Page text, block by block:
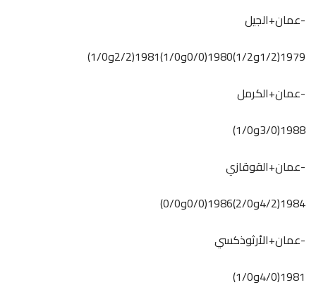
-عمان+الجيل
1979(1/2و1/2)1980(0/0و1/0)1981(2/2و1/0)
-عمان+الكرمل
1988(3/0و1/0)
-عمان+القوقازي
1984(4/2و2/0)1986(0/0و0/0)
-عمان+الأرثوذكسي
1981(4/0و1/0)